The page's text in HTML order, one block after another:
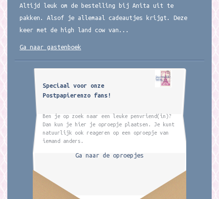
Altijd leuk om de bestelling bij Anita uit te
pakken. Alsof je allemaal cadeautjes krijgt. Deze
keer met de high land cow van...
Ga naar gastenboek
Speciaal voor onze
Postpapierenzo fans!
Ben je op zoek naar een leuke penvriend(in)?
Dan kun je hier je oproepje plaatsen. Je kunt
natuurlijk ook reageren op een oproepje van
iemand anders.
Ga naar de oproepjes